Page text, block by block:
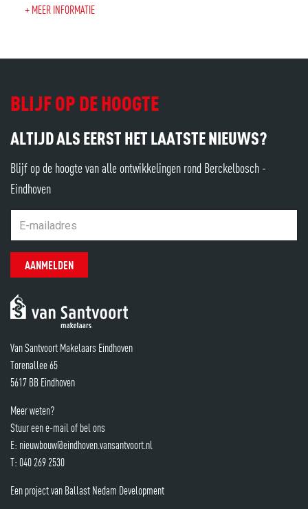
+ MEER INFORMATIE
BLIJF OP DE HOOGTE
ALTIJD ALS EERST HET LAATSTE NIEUWS?
Blijf op de hoogte van alle ontwikkelingen rond Berckelbosch -
Eindhoven
AANMELDEN
Van Santvoort Makelaars Eindhoven
Torenallee 65
5617 BB Eindhoven
Meer weten?
Stuur een e-mail of bel ons
E: nieuwbouw@eindhoven.vansantvoort.nl
T: 040 269 2530
Een project van Ballast Nedam Development